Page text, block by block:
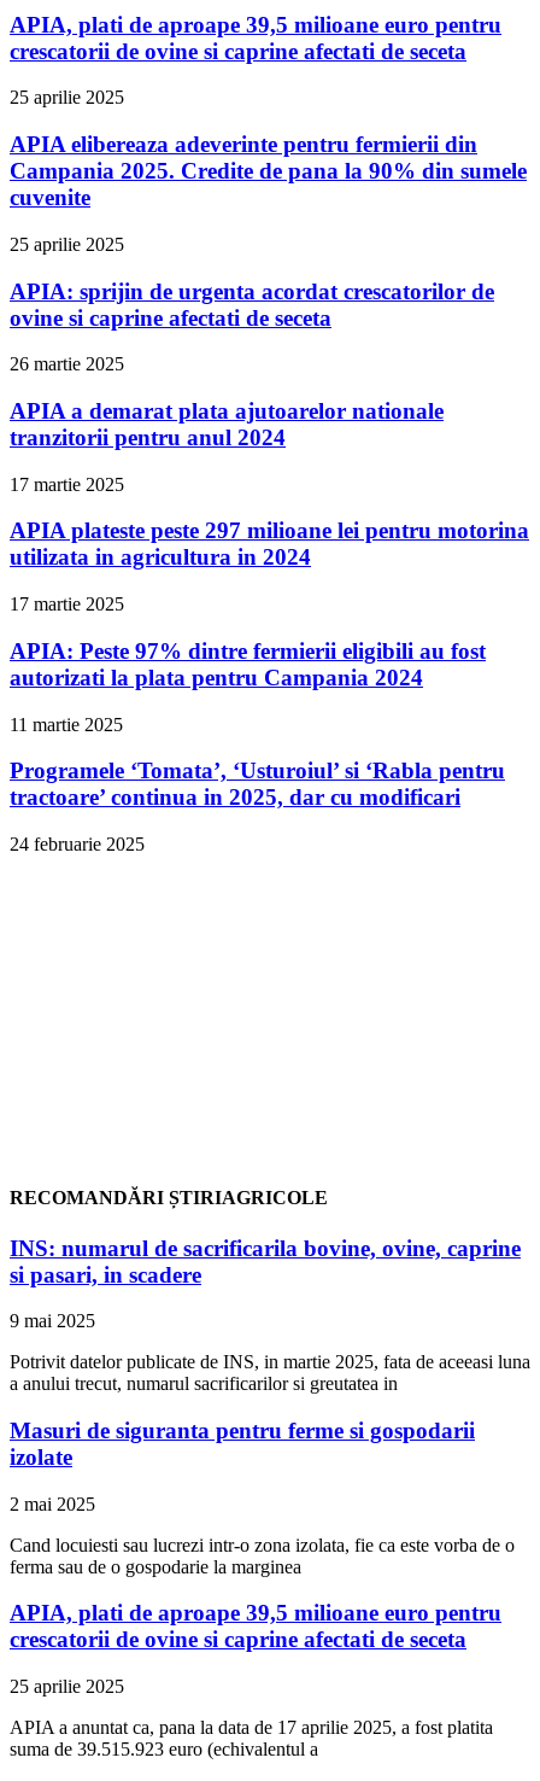
APIA, plati de aproape 39,5 milioane euro pentru
crescatorii de ovine si caprine afectati de seceta
25 aprilie 2025
APIA elibereaza adeverinte pentru fermierii din
Campania 2025. Credite de pana la 90% din sumele
cuvenite
25 aprilie 2025
APIA: sprijin de urgenta acordat crescatorilor de
ovine si caprine afectati de seceta
26 martie 2025
APIA a demarat plata ajutoarelor nationale
tranzitorii pentru anul 2024
17 martie 2025
APIA plateste peste 297 milioane lei pentru motorina
utilizata in agricultura in 2024
17 martie 2025
APIA: Peste 97% dintre fermierii eligibili au fost
autorizati la plata pentru Campania 2024
11 martie 2025
Programele ‘Tomata’, ‘Usturoiul’ si ‘Rabla pentru
tractoare’ continua in 2025, dar cu modificari
24 februarie 2025
RECOMANDĂRI ȘTIRIAGRICOLE
INS: numarul de sacrificarila bovine, ovine, caprine
si pasari, in scadere
9 mai 2025
Potrivit datelor publicate de INS, in martie 2025, fata de aceeasi luna
a anului trecut, numarul sacrificarilor si greutatea in
Masuri de siguranta pentru ferme si gospodarii
izolate
2 mai 2025
Cand locuiesti sau lucrezi intr-o zona izolata, fie ca este vorba de o
ferma sau de o gospodarie la marginea
APIA, plati de aproape 39,5 milioane euro pentru
crescatorii de ovine si caprine afectati de seceta
25 aprilie 2025
APIA a anuntat ca, pana la data de 17 aprilie 2025, a fost platita
suma de 39.515.923 euro (echivalentul a